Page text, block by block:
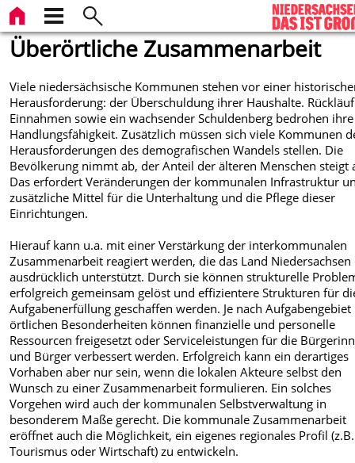
Überörtliche Zusammenarbeit
Viele niedersächsische Kommunen stehen vor einer
Herausforderung: der Überschuldung ihrer Haushalte.
Einnahmen sowie ein wachsender Schuldenberg bedrohen ihre
Handlungsfähigkeit. Zusätzlich müssen sich viele Kommunen
Herausforderungen des demografischen Wandels stellen. Die
Bevölkerung nimmt ab, der Anteil der älteren Menschen steigt
Das erfordert Veränderungen der kommunalen Infrastruktur
zusätzliche Mittel für die Unterhaltung und die Pflege dieser
Einrichtungen.
Hierauf kann u.a. mit einer Verstärkung der interkommunalen
Zusammenarbeit reagiert werden, die das Land Niedersachsen
ausdrücklich unterstützt. Durch sie können strukturelle
erfolgreich gemeinsam gelöst und effizientere Strukturen für
Aufgabenerfüllung geschaffen werden. Je nach
örtlichen Besonderheiten können finanzielle und personelle
Ressourcen freigesetzt oder Serviceleistungen für die
und Bürger verbessert werden. Erfolgreich kann ein derartiges
Vorhaben aber nur sein, wenn die lokalen Akteure selbst den
Wunsch zu einer Zusammenarbeit formulieren. Ein solches
Vorgehen wird auch der kommunalen Selbstverwaltung in
besonderem Maße gerecht. Die kommunale Zusammenarbeit
eröffnet auch die Möglichkeit, ein eigenes regionales Profil
Tourismus oder Wirtschaft) zu entwickeln.